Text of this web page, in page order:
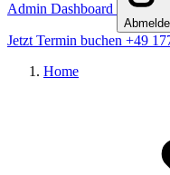
Admin Dashboard
Jetzt Termin buchen +49
Home